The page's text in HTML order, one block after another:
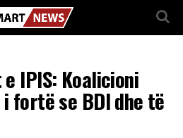
IPIS: Koalicioni
i fortë se BDI dhe të